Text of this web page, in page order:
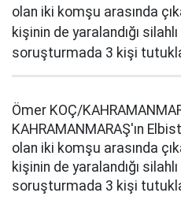
olan iki komşu arasında
kişinin de yaralandığı
soruşturmada 3 kişi
Ömer KOÇ/
KAHRAMANMARAŞ'ın
olan iki komşu arasında
kişinin de yaralandığı
soruşturmada 3 kişi